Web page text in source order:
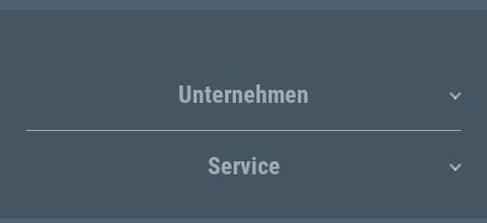
Unternehmen
Service